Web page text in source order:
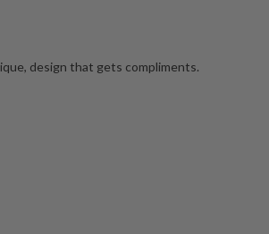
design that gets compliments.